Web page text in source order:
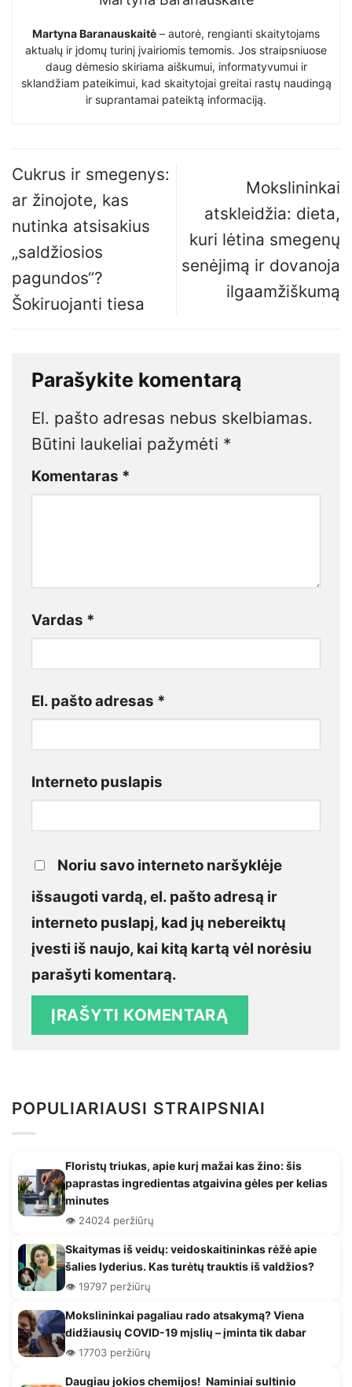
Martyna Baranauskaitė – autorė, rengianti skaitytojams
aktualų ir įdomų turinį įvairiomis temomis. Jos straipsniuose
daug dėmesio skiriama aiškumui, informatyvumui ir
sklandžiam pateikimui, kad skaitytojai greitai rastų naudingą
ir suprantamai pateiktą informaciją.
Cukrus ir smegenys:
ar žinojote, kas
nutinka atsisakius
„saldžiosios
pagundos“?
Šokiruojanti tiesa
Mokslininkai
atskleidžia: dieta,
kuri lėtina smegenų
senėjimą ir dovanoja
ilgaamžiškumą
Parašykite komentarą
El. pašto adresas nebus skelbiamas.
Būtini laukeliai pažymėti *
Komentaras *
Vardas *
El. pašto adresas *
Interneto puslapis
Noriu savo interneto naršyklėje
išsaugoti vardą, el. pašto adresą ir
interneto puslapį, kad jų nebereiktų
įvesti iš naujo, kai kitą kartą vėl norėsiu
parašyti komentarą.
POPULIARIAUSI STRAIPSNIAI
Floristų triukas, apie kurį mažai kas žino: šis
paprastas ingredientas atgaivina gėles per kelias
minutes
👁️ 24024 peržiūrų
Skaitymas iš veidų: veidoskaitininkas rėžė apie
šalies lyderius. Kas turėtų trauktis iš valdžios?
👁️ 19797 peržiūrų
Mokslininkai pagaliau rado atsakymą? Viena
didžiausių COVID-19 mįslių – įminta tik dabar
👁️ 17703 peržiūrų
Daugiau jokios chemijos! Naminiai sultinio